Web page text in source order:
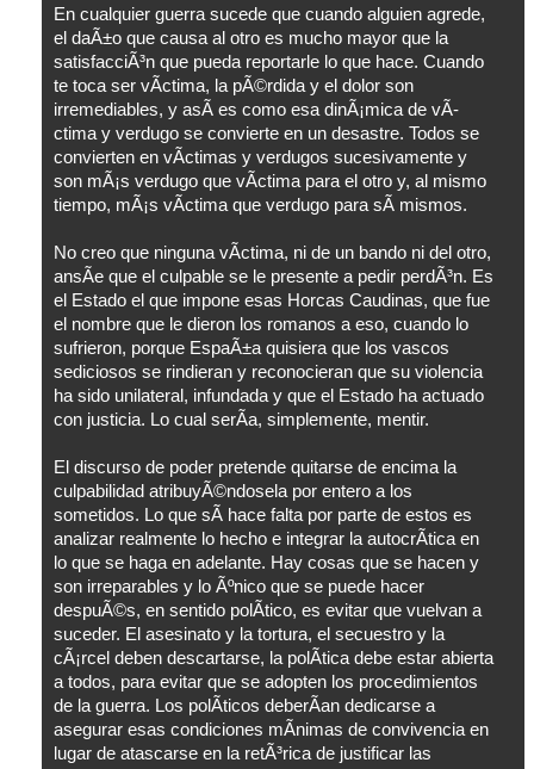
En cualquier guerra sucede que cuando alguien agrede,
el daÃ±o que causa al otro es mucho mayor que la
satisfacciÃ³n que pueda reportarle lo que hace. Cuando
te toca ser vÃ­ctima, la pÃ©rdida y el dolor son
irremediables, y asÃ­ es como esa dinÃ¡mica de vÃ­
ctima y verdugo se convierte en un desastre. Todos se
convierten en vÃ­ctimas y verdugos sucesivamente y
son mÃ¡s verdugo que vÃ­ctima para el otro y, al mismo
tiempo, mÃ¡s vÃ­ctima que verdugo para sÃ­ mismos.
No creo que ninguna vÃ­ctima, ni de un bando ni del otro,
ansÃ­e que el culpable se le presente a pedir perdÃ³n. Es
el Estado el que impone esas Horcas Caudinas, que fue
el nombre que le dieron los romanos a eso, cuando lo
sufrieron, porque EspaÃ±a quisiera que los vascos
sediciosos se rindieran y reconocieran que su violencia
ha sido unilateral, infundada y que el Estado ha actuado
con justicia. Lo cual serÃ­a, simplemente, mentir.
El discurso de poder pretende quitarse de encima la
culpabilidad atribuyÃ©ndosela por entero a los
sometidos. Lo que sÃ­ hace falta por parte de estos es
analizar realmente lo hecho e integrar la autocrÃ­tica en
lo que se haga en adelante. Hay cosas que se hacen y
son irreparables y lo Ãºnico que se puede hacer
despuÃ©s, en sentido polÃ­tico, es evitar que vuelvan a
suceder. El asesinato y la tortura, el secuestro y la
cÃ¡rcel deben descartarse, la polÃ­tica debe estar abierta
a todos, para evitar que se adopten los procedimientos
de la guerra. Los polÃ­ticos deberÃ­an dedicarse a
asegurar esas condiciones mÃ­nimas de convivencia en
lugar de atascarse en la retÃ³rica de justificar las